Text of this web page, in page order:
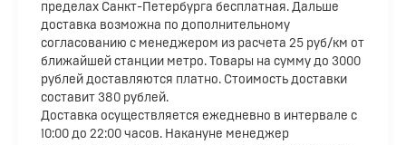
пределах Санкт-Петербурга бесплатная. Дальше
доставка возможна по дополнительному
согласованию с менеджером из расчета 25 руб/км от
ближайшей станции метро. Товары на сумму до 3000
рублей доставляются платно. Стоимость доставки
составит 380 рублей.
Доставка осуществляется ежедневно в интервале с
10:00 до 22:00 часов. Накануне менеджер